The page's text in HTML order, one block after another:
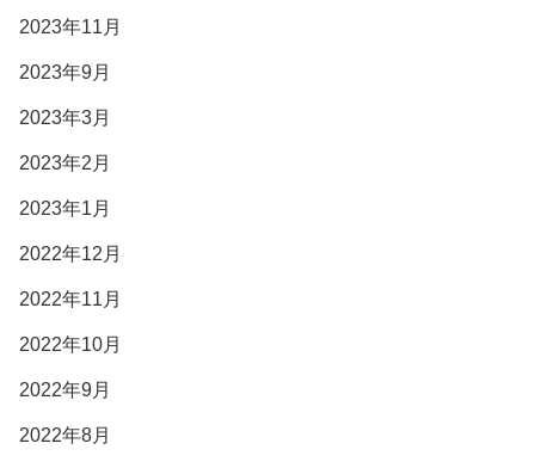
2023年11月
2023年9月
2023年3月
2023年2月
2023年1月
2022年12月
2022年11月
2022年10月
2022年9月
2022年8月